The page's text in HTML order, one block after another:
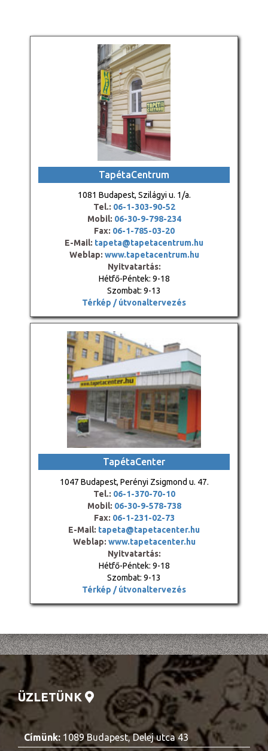
TapétaCentrum
1081 Budapest, Szilágyi u. 1/a.
Tel.: 06-1-303-90-52
Mobil: 06-30-9-798-234
Fax: 06-1-785-03-20
E-Mail: tapeta@tapetacentrum.hu
Weblap: www.tapetacentrum.hu
Nyitvatartás:
Hétfő-Péntek: 9-18
Szombat: 9-13
Térkép / útvonaltervezés
TapétaCenter
1047 Budapest, Perényi Zsigmond u. 47.
Tel.: 06-1-370-70-10
Mobil: 06-30-9-578-738
Fax: 06-1-231-02-73
E-Mail: tapeta@tapetacenter.hu
Weblap: www.tapetacenter.hu
Nyitvatartás:
Hétfő-Péntek: 9-18
Szombat: 9-13
Térkép / útvonaltervezés
ÜZLETÜNK
Címünk: 1089 Budapest, Delej utca 43